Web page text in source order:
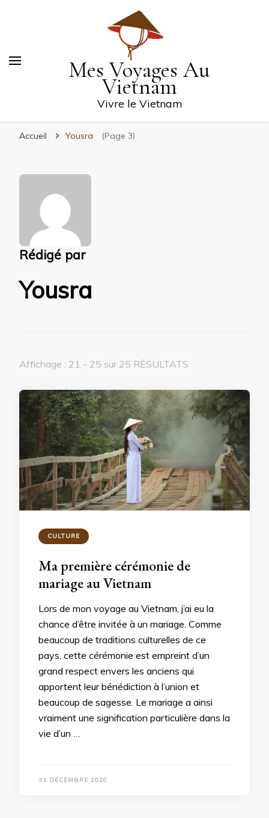
Mes Voyages Au
Vietnam
Vivre le Vietnam
Accueil Yousra (Page 3)
Rédigé par
Yousra
Affichage : 21 - 25 sur 25 RÉSULTATS
CULTURE
Ma première cérémonie de
mariage au Vietnam
Lors de mon voyage au Vietnam, j’ai eu la
chance d’être invitée à un mariage. Comme
beaucoup de traditions culturelles de ce
pays, cette cérémonie est empreint d’un
grand respect envers les anciens qui
apportent leur bénédiction à l’union et
beaucoup de sagesse. Le mariage a ainsi
vraiment une signification particulière dans la
vie d’un …
31 DÉCEMBRE 2020